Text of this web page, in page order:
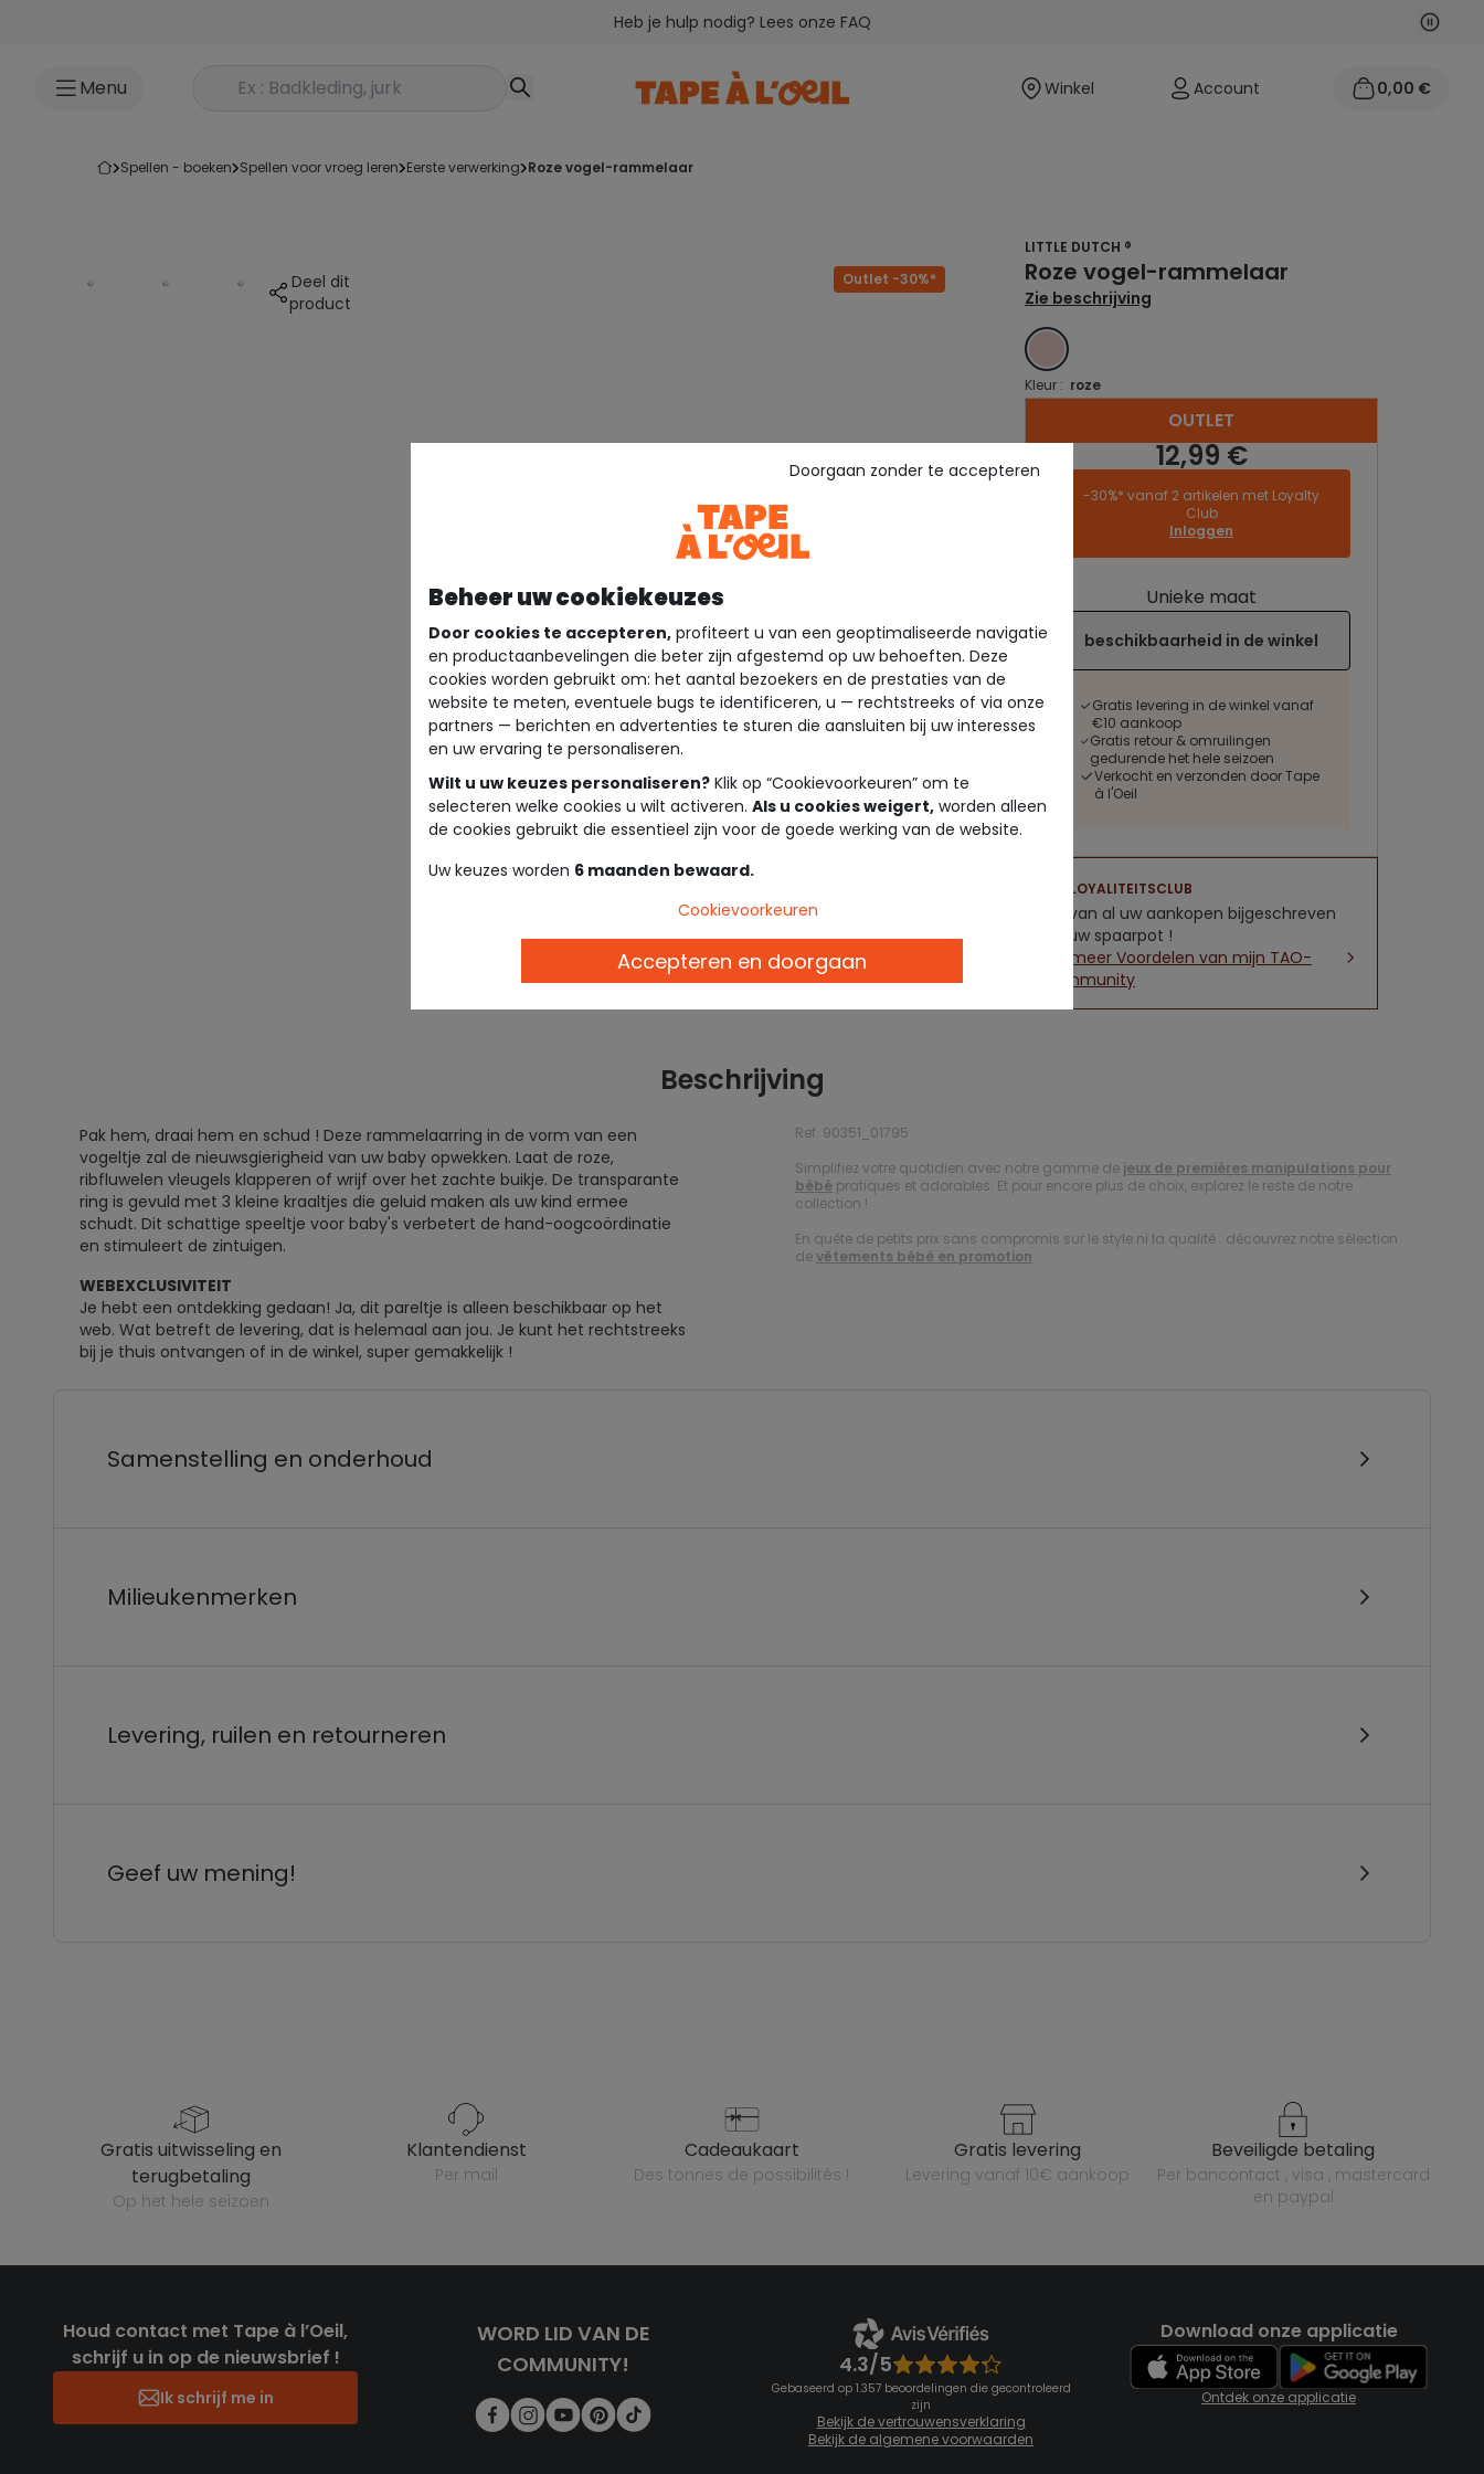
Heb je hulp nodig? Lees onze FAQ Vorige
Menu Rechercher un produit Winkel Account 0,00 €
spellen - boeken spellen voor vroeg leren eerste verwerking roze vogel-rammelaar
Deel dit
product
Outlet -30%*
LITTLE DUTCH ®
Roze vogel-rammelaar
Zie beschrijving
ROZE
Kleur : roze
OUTLET
12,99 €
-30%* vanaf 2 artikelen met Loyalty
Club
Inloggen
Unieke maat
beschikbaarheid in de winkel
Gratis levering in de winkel vanaf
€10 aankoop
Gratis retour & omruilingen
gedurende het hele seizoen
Verkocht en verzonden door Tape
à l'Oeil
LOYALITEITSCLUB
5% van al uw aankopen bijgeschreven
op uw spaarpot !
Zie meer Voordelen van mijn TAO-
community
Beschrijving
Pak hem, draai hem en schud ! Deze rammelaarring in de vorm van een
vogeltje zal de nieuwsgierigheid van uw baby opwekken. Laat de roze,
ribfluwelen vleugels klapperen of wrijf over het zachte buikje. De transparante
ring is gevuld met 3 kleine kraaltjes die geluid maken als uw kind ermee
schudt. Dit schattige speeltje voor baby's verbetert de hand-oogcoördinatie
en stimuleert de zintuigen.
WEBEXCLUSIVITEIT
Je hebt een ontdekking gedaan! Ja, dit pareltje is alleen beschikbaar op het
web. Wat betreft de levering, dat is helemaal aan jou. Je kunt het rechtstreeks
bij je thuis ontvangen of in de winkel, super gemakkelijk !
Ref. 90351_01795
Simplifiez votre quotidien avec notre gamme de jeux de premières manipulations pour
bébé pratiques et adorables. Et pour encore plus de choix, explorez le reste de notre
collection !
En quête de petits prix sans compromis sur le style ni la qualité : découvrez notre sélection
devêtements bébé en promotion.
Samenstelling en onderhoud
Milieukenmerken
Levering, ruilen en retourneren
Geef uw mening!
gratis uitwisseling en
terugbetaling
op het hele seizoen
klantendienst
per mail
cadeaukaart
des tonnes de possibilités !
gratis levering
levering vanaf 10€ aankoop
beveiligde betaling
per bancontact , visa , mastercard
en paypal
Houd contact met Tape à l’Oeil,
schrijf u in op de nieuwsbrief !
Ik schrijf me in
WORD LID VAN DE
COMMUNITY!
4.3/5
Gebaseerd op 1.357 beoordelingen die gecontroleerd
zijn
Bekijk de vertrouwensverklaring
Bekijk de algemene voorwaarden
Download onze applicatie
Ontdek onze applicatie
Beheer uw cookiekeuzes
Door cookies te accepteren, profiteert u van een geoptimaliseerde navigatie
en productaanbevelingen die beter zijn afgestemd op uw behoeften. Deze
cookies worden gebruikt om: het aantal bezoekers en de prestaties van de
website te meten, eventuele bugs te identificeren, u — rechtstreeks of via onze
partners — berichten en advertenties te sturen die aansluiten bij uw interesses
en uw ervaring te personaliseren.
Wilt u uw keuzes personaliseren? Klik op “Cookievoorkeuren” om te
selecteren welke cookies u wilt activeren. Als u cookies weigert, worden alleen
de cookies gebruikt die essentieel zijn voor de goede werking van de website.
Uw keuzes worden 6 maanden bewaard.
Doorgaan zonder te accepteren
Cookievoorkeuren
Accepteren en doorgaan